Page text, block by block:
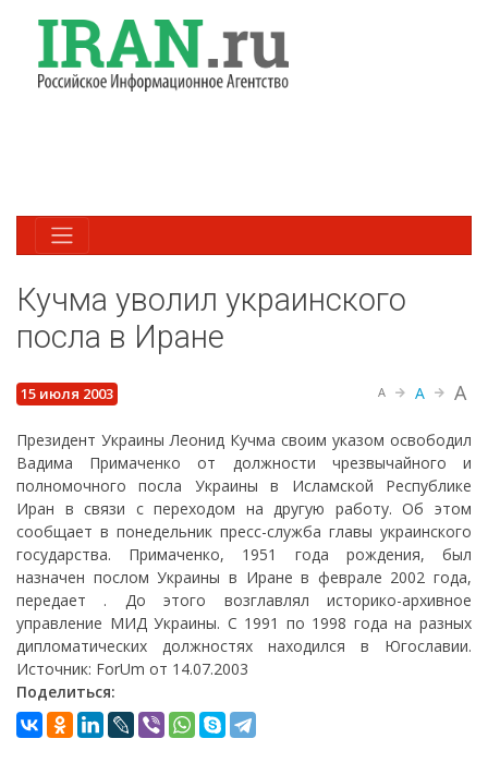
Кучма уволил украинского
посла в Иране
15 июля 2003 A A A
Президент Украины Леонид Кучма своим указом освободил
Вадима Примаченко от должности чрезвычайного и
полномочного посла Украины в Исламской Республике
Иран в связи с переходом на другую работу. Об этом
сообщает в понедельник пресс-служба главы украинского
государства. Примаченко, 1951 года рождения, был
назначен послом Украины в Иране в феврале 2002 года,
передает . До этого возглавлял историко-архивное
управление МИД Украины. С 1991 по 1998 года на разных
дипломатических должностях находился в Югославии.
Источник: ForUm от 14.07.2003
Поделиться: